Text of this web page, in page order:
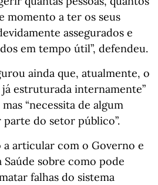
momento a ter os seus
assegurados e
em tempo útil”, defendeu.
ainda que, atualmente, o
estruturada internamente”
“necessita de algum
do setor público”.
articular com o Governo e
sobre como pode
falhas do sistema